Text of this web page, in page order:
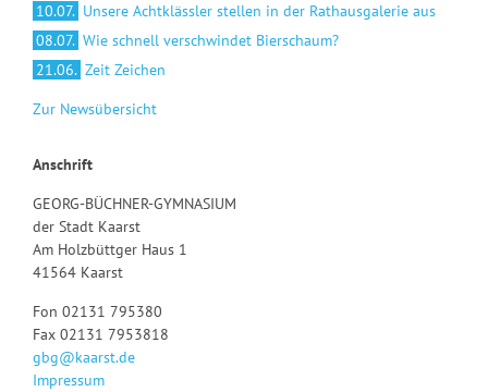
10.07. Unsere Achtklässler stellen in der Rathausgalerie aus
08.07. Wie schnell verschwindet Bierschaum?
21.06. Zeit Zeichen
Zur Newsübersicht
Anschrift
GEORG-BÜCHNER-GYMNASIUM
der Stadt Kaarst
Am Holzbüttger Haus 1
41564 Kaarst
Fon 02131 795380
Fax 02131 7953818
gbg@kaarst.de
Impressum